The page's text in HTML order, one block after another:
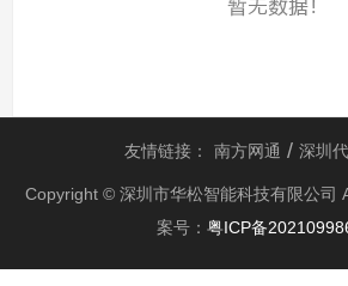
友情链接： 南方网通 深圳
Copyright © 深圳市华松智能科技有限公司
案号： 粤ICP备